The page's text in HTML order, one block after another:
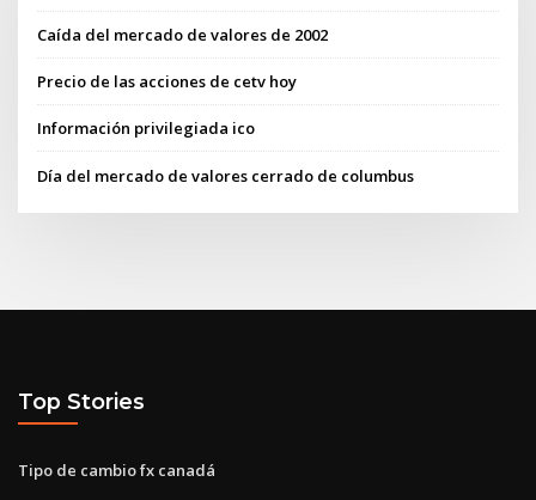
Caída del mercado de valores de 2002
Precio de las acciones de cetv hoy
Información privilegiada ico
Día del mercado de valores cerrado de columbus
Top Stories
Tipo de cambio fx canadá